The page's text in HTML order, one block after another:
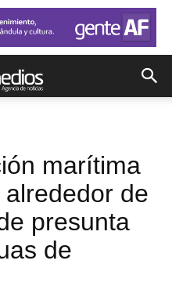
marítima
de
presunta
de